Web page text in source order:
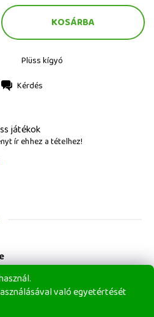
Plüss kígyó
Kérdés
játékok
ír ehhez a tételhez!
való egyetértését